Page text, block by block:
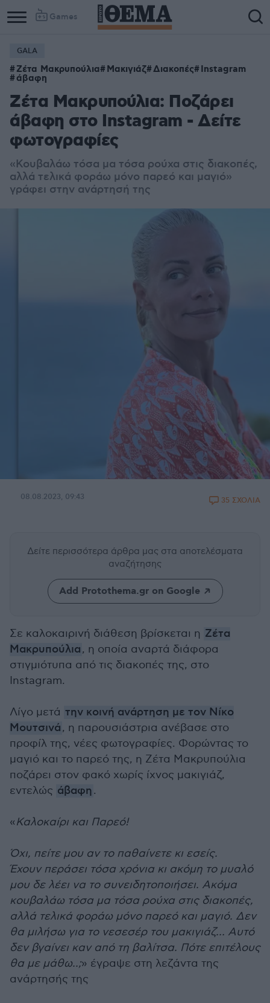
Games
GALA
Ζέτα Μακρυπούλια Μακιγιάζ Διακοπές Instagram
άβαφη
Ζέτα Μακρυπούλια: Ποζάρει
άβαφη στο Instagram - Δείτε
φωτογραφίες
«Κουβαλάω τόσα μα τόσα ρούχα στις διακοπές,
αλλά τελικά φοράω μόνο παρεό και μαγιό»
γράφει στην ανάρτησή της
08.08.2023, 09:43 35 ΣΧΟΛΙΑ
Δείτε περισσότερα άρθρα μας στα αποτελέσματα
αναζήτησης
Add Protothema.gr on Google
Σε καλοκαιρινή διάθεση βρίσκεται η Ζέτα
Μακρυπούλια, η οποία αναρτά διάφορα
στιγμιότυπα από τις διακοπές της, στο
Instagram.
Λίγο μετά την κοινή ανάρτηση με τον Νίκο
Μουτσινά, η παρουσιάστρια ανέβασε στο
προφίλ της, νέες φωτογραφίες. Φορώντας το
μαγιό και το παρεό της, η Ζέτα Μακρυπούλια
ποζάρει στον φακό χωρίς ίχνος μακιγιάζ,
εντελώς άβαφη.
«Καλοκαίρι και Παρεό!
Όχι, πείτε μου αν το παθαίνετε κι εσείς.
Έχουν περάσει τόσα χρόνια κι ακόμη το μυαλό
μου δε λέει να το συνειδητοποιήσει. Ακόμα
κουβαλάω τόσα μα τόσα ρούχα στις διακοπές,
αλλά τελικά φοράω μόνο παρεό και μαγιό. Δεν
θα μιλήσω για το νεσεσέρ του μακιγιάζ… Αυτό
δεν βγαίνει καν από τη βαλίτσα. Πότε επιτέλους
θα με μάθω..;» έγραψε στη λεζάντα της
ανάρτησής της